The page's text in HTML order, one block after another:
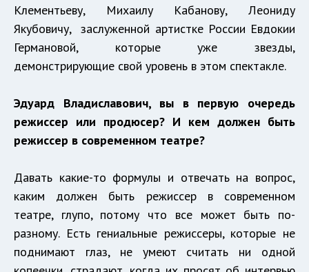
Клементьеву, Михаилу Кабанову, Леониду
Якубовичу, заслуженной артистке России Евдокии
Германовой, которые уже звезды,
демонстрирующие свой уровень в этом спектакле.
Эдуард Владиславович, вы в первую очередь
режиссер или продюсер? И кем должен быть
режиссер в современном театре?
Давать какие-то формулы и отвечать на вопрос,
каким должен быть режиссер в современном
театре, глупо, потому что все может быть по-
разному. Есть гениальные режиссеры, которые не
поднимают глаз, не умеют считать ни одной